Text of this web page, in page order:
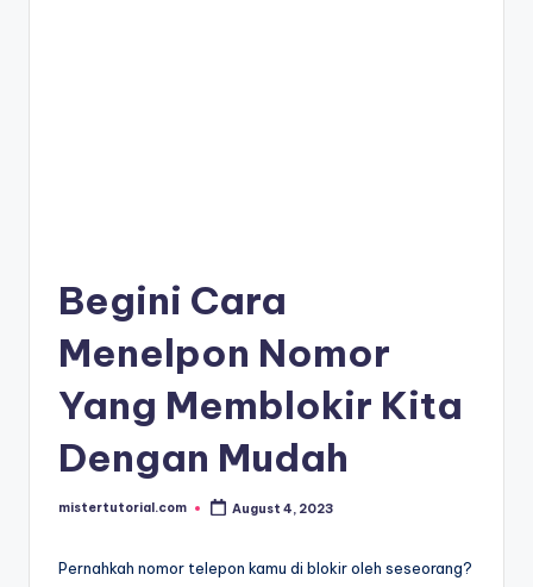
Begini Cara
Menelpon Nomor
Yang Memblokir Kita
Dengan Mudah
Posted
mistertutorial.com August 4, 2023
Pernahkah nomor telepon kamu di blokir oleh seseorang?